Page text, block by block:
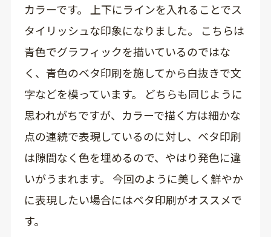
カラーです。 上下にラインを入れることでス
タイリッシュな印象になりました。 こちらは
青色でグラフィックを描いているのではな
く、青色のベタ印刷を施してから白抜きで文
字などを模っています。 どちらも同じように
思われがちですが、カラーで描く方は細かな
点の連続で表現しているのに対し、ベタ印刷
は隙間なく色を埋めるので、やはり発色に違
いがうまれます。 今回のように美しく鮮やか
に表現したい場合にはベタ印刷がオススメで
す。